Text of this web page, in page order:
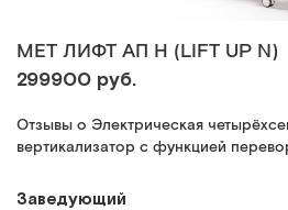
МЕТ ЛИФТ АП Н (LIFT UP N)
299900 руб.
Отзывы о Электрическая
вертикализатор с функцией
Заведующий